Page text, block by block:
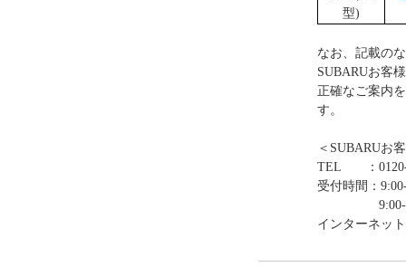
型)
なお、記載の
SUBARUお客
正確なご案内
す。
＜SUBARUお
TEL ：0120-
受付時間：
9:00-12:00
インターネッ